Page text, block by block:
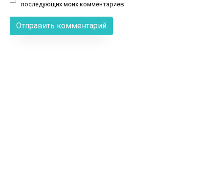
последующих моих комментариев.